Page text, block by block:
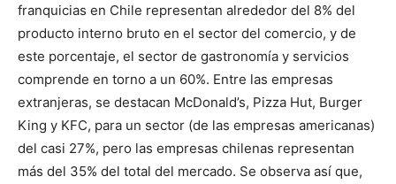
franquicias en Chile representan alrededor del 8% del
producto interno bruto en el sector del comercio, y de
este porcentaje, el sector de gastronomía y servicios
comprende en torno a un 60%. Entre las empresas
extranjeras, se destacan McDonald’s, Pizza Hut, Burger
King y KFC, para un sector (de las empresas americanas)
del casi 27%, pero las empresas chilenas representan
más del 35% del total del mercado. Se observa así que,